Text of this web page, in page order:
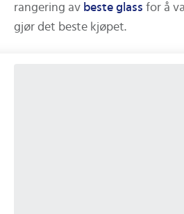
rangering av beste glass for å
gjør det beste kjøpet.